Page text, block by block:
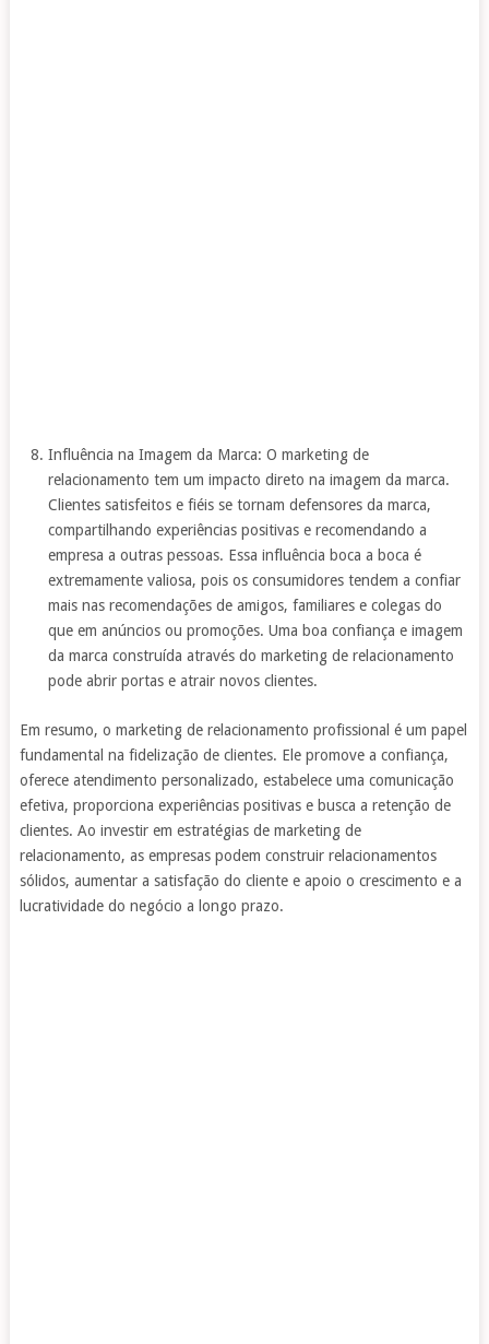
Influência na Imagem da Marca: O marketing de
relacionamento tem um impacto direto na imagem da marca.
Clientes satisfeitos e fiéis se tornam defensores da marca,
compartilhando experiências positivas e recomendando a
empresa a outras pessoas. Essa influência boca a boca é
extremamente valiosa, pois os consumidores tendem a confiar
mais nas recomendações de amigos, familiares e colegas do
que em anúncios ou promoções. Uma boa confiança e imagem
da marca construída através do marketing de relacionamento
pode abrir portas e atrair novos clientes.
Em resumo, o marketing de relacionamento profissional é um papel
fundamental na fidelização de clientes. Ele promove a confiança,
oferece atendimento personalizado, estabelece uma comunicação
efetiva, proporciona experiências positivas e busca a retenção de
clientes. Ao investir em estratégias de marketing de
relacionamento, as empresas podem construir relacionamentos
sólidos, aumentar a satisfação do cliente e apoio o crescimento e a
lucratividade do negócio a longo prazo.